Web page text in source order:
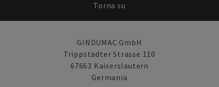
Torna su
GINDUMAC GmbH
Trippstadter Strasse 110
67663 Kaiserslautern
Germania